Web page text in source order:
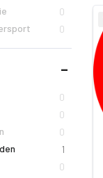
0
0
0
0
0
1
0